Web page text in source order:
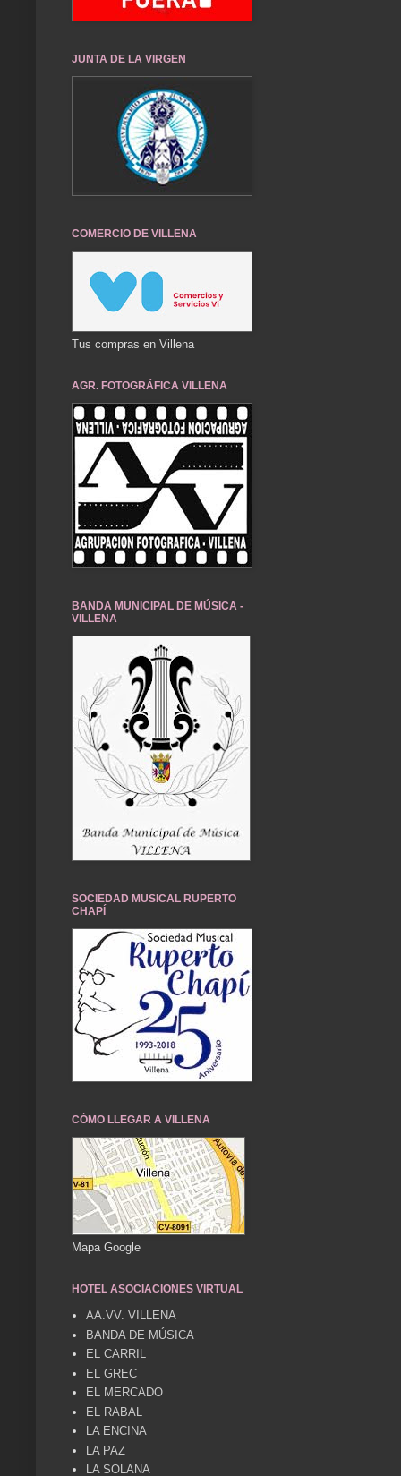
JUNTA DE LA VIRGEN
COMERCIO DE VILLENA
Tus compras en Villena
AGR. FOTOGRÁFICA VILLENA
BANDA MUNICIPAL DE MÚSICA -
VILLENA
SOCIEDAD MUSICAL RUPERTO
CHAPÍ
CÓMO LLEGAR A VILLENA
Mapa Google
HOTEL ASOCIACIONES VIRTUAL
AA.VV. VILLENA
BANDA DE MÚSICA
EL CARRIL
EL GREC
EL MERCADO
EL RABAL
LA ENCINA
LA PAZ
LA SOLANA